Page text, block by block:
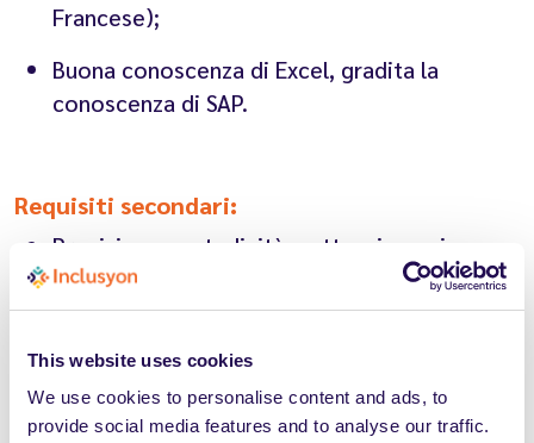
This website uses cookies
We use cookies to personalise content and ads, to
provide social media features and to analyse our traffic.
Francese);
Buona conoscenza di Excel, gradita la
conoscenza di SAP.
Requisiti secondari:
Precisione, metodicità e attenzione ai
dettagli;
teamwork.